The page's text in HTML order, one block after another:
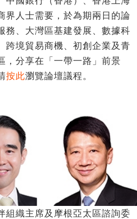
界人士需要，於為期兩日的論
務、大灣區基建發展、數據科
跨境貿易商機、初創企業及青
，分享在「一帶一路」前景
按此瀏覽論壇議程。
組織主席及摩根亞太區諮詢委